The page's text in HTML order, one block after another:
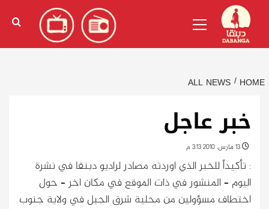
content
الإنجليزية)
Menu
HOME
ALL NEWS
خبر عاجل
: تأكيداً للخبر الذي اوردته مصادر لراديو دبنقا في نشرة
اليوم – المنشور في ذات الموقع في مكان اخر – حول
اختطاف مسؤولين من محلية شرق الجبل في ولاية جنوب